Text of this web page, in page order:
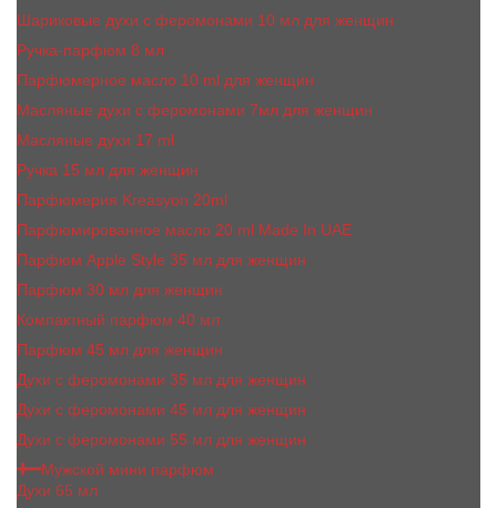
Шариковые духи с феромонами 10 мл для женщин
Ручка-парфюм 8 мл
Парфюмерное масло 10 ml для женщин
Масляные духи c феромонами 7мл для женщин
Масляные духи 17 ml
Ручка 15 мл для женщин
Парфюмерия Kreasyon 20ml
Парфюмированное масло 20 ml Made In UAE
Парфюм Apple Style 35 мл для женщин
Парфюм 30 мл для женщин
Компактный парфюм 40 мл
Парфюм 45 мл для женщин
Духи с феромонами 35 мл для женщин
Духи с феромонами 45 мл для женщин
Духи с феромонами 55 мл для женщин
Мужской мини парфюм
Духи 65 мл